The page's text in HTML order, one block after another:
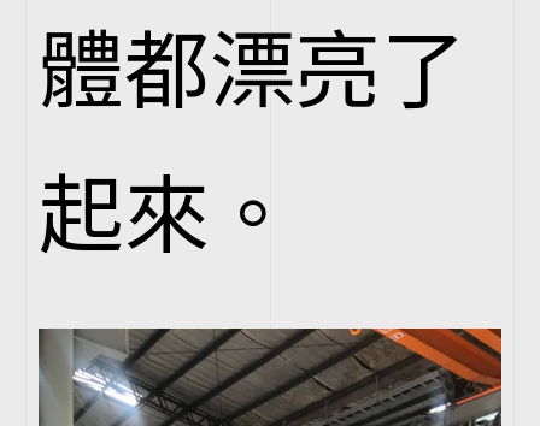
體都漂亮了
起來。